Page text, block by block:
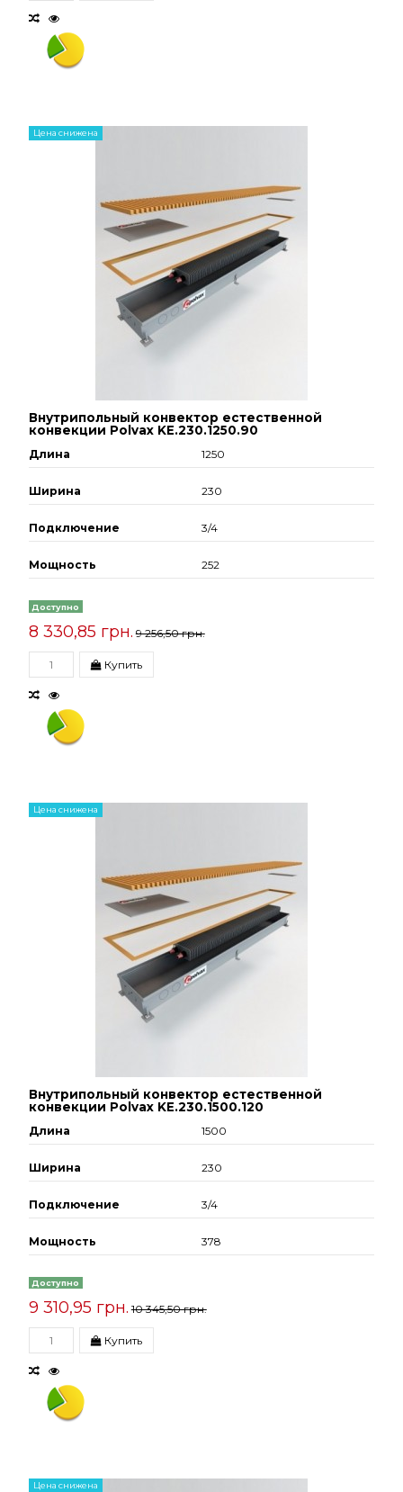
Цена снижена
Внутрипольный конвектор естественной
конвекции Polvax KE.230.1250.90
Длина 1250
Ширина 230
Подключение 3/4
Мощность 252
Доступно
8 330,85 грн. 9 256,50 грн.
Купить
Цена снижена
Внутрипольный конвектор естественной
конвекции Polvax KE.230.1500.120
Длина 1500
Ширина 230
Подключение 3/4
Мощность 378
Доступно
9 310,95 грн. 10 345,50 грн.
Купить
Цена снижена